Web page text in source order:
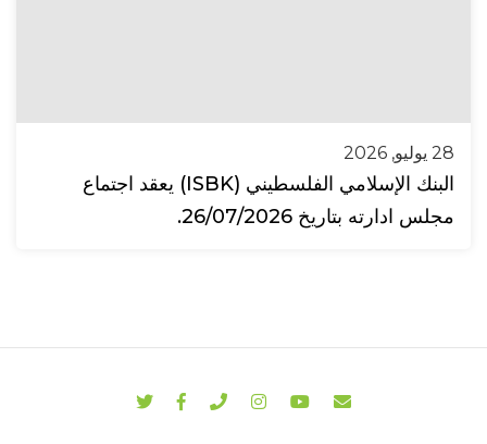
28 يوليو, 2026
البنك الإسلامي الفلسطيني (ISBK) يعقد اجتماع
مجلس ادارته بتاريخ 26/07/2026.